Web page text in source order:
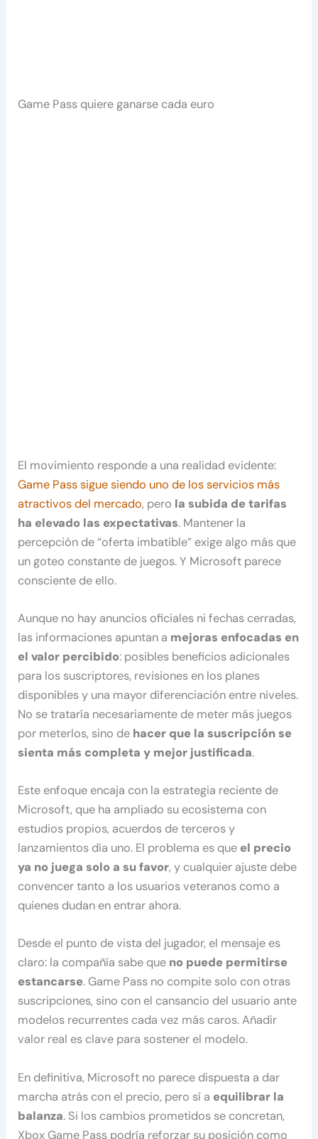
Game Pass quiere ganarse cada euro
El movimiento responde a una realidad evidente:
Game Pass sigue siendo uno de los servicios más
atractivos del mercado, pero la subida de tarifas
ha elevado las expectativas. Mantener la
percepción de “oferta imbatible” exige algo más que
un goteo constante de juegos. Y Microsoft parece
consciente de ello.
Aunque no hay anuncios oficiales ni fechas cerradas,
las informaciones apuntan a mejoras enfocadas en
el valor percibido: posibles beneficios adicionales
para los suscriptores, revisiones en los planes
disponibles y una mayor diferenciación entre niveles.
No se trataría necesariamente de meter más juegos
por meterlos, sino de hacer que la suscripción se
sienta más completa y mejor justificada.
Este enfoque encaja con la estrategia reciente de
Microsoft, que ha ampliado su ecosistema con
estudios propios, acuerdos de terceros y
lanzamientos día uno. El problema es que el precio
ya no juega solo a su favor, y cualquier ajuste debe
convencer tanto a los usuarios veteranos como a
quienes dudan en entrar ahora.
Desde el punto de vista del jugador, el mensaje es
claro: la compañía sabe que no puede permitirse
estancarse. Game Pass no compite solo con otras
suscripciones, sino con el cansancio del usuario ante
modelos recurrentes cada vez más caros. Añadir
valor real es clave para sostener el modelo.
En definitiva, Microsoft no parece dispuesta a dar
marcha atrás con el precio, pero sí a equilibrar la
balanza. Si los cambios prometidos se concretan,
Xbox Game Pass podría reforzar su posición como